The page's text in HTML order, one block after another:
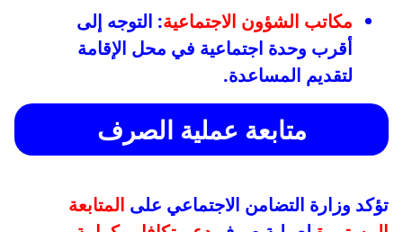
مكاتب الشؤون الاجتماعية: التوجه إلى
أقرب وحدة اجتماعية في محل الإقامة
لتقديم المساعدة.
متابعة عملية الصرف
تؤكد وزارة التضامن الاجتماعي على المتابعة